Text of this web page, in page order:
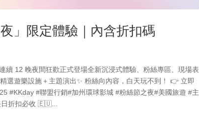
」限定體驗｜內含折扣碼
續 12 晚夜間狂歡正式登場全新沉浸式體驗、粉絲專區、現場表
選遊樂設施＋主題演出✨ 粉絲向內容，白天玩不到！ 👉 立即
#KKday #聯盟行銷#加州環球影城 #粉絲節之夜#美國旅遊 #主
日折扣必收 🇪🇺...